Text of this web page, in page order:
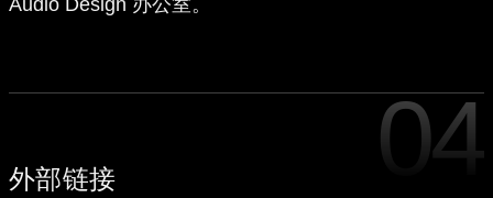
04
外部链接